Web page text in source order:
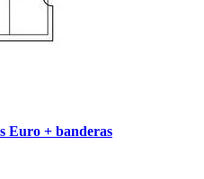
Euro + banderas